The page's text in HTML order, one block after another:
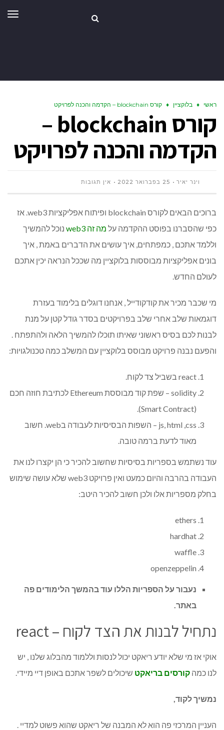
ראשי ♦ בלוקציין ♦ קורס blockchain – הקדמה והכנה לפרויקט
קורס blockchain –
הקדמה והכנה לפרויקט
וינר יאיר 25 בפברואר 2022 אין תגובות
ברוכים הבאים לקורס blockchain ופיתוח אפליקציות web3. אז
כפי שהסברנו בפוסט ההקדמה על מה זה web3
נוכל להמשיך
וללמד אתכם , כמפתחים, איך עושים את הדברים באמת , איך
בונים אפליקציות מבוססות בלוקציין מה שככל הנראה יכין אתכם
לעולם החדש.
מי שכבר מכיר את קודקודייל , אנחנו דוגלים בלימוד בעזרת
דוגמאות שלב אחרי שלב בפרויקטים בסדר גודל קטן על מנת
לבנות לכם בסיס ראשוני שאיתו תוכלו להמשיך הלאה ולהתפתח .
והפעם נבנה פרויקט מבוסס בלוקציין עם המשלב כמה טכנולגויות:
react בשביל צד לקוח.
solidity – שפת קוד מבוססת Ethereum לכתיבת חוזה חכם
(Smart Contract).
js, html ,css – השפות הבסיסיות לעבודה בweb. חשוב
מאוד לדעת ברמה טובה.
עוד נשתמש בספריות בסיסיות שחשוב להכיר כי הן יקצרו לנו את
העבודה בהרבה והיום כמעט ואין פרויקט web3 שלא עושה שימוש
בחלק מספריות אלו ולכן חשוב להכיר היטב:
ethers
hardhat
waffle
openzeppelin
נעבור על הספריות הללו עוד בהמשך הלימודים פה
באתר.
נתחיל לבנות את הצד לקוח – react
אוקי אז מי שלא יודע ריאקט יכול לנסות וללמוד מהבלוג שלנו , יש
לנו כמה קורסים בריאקט שיכולים לשפר אתכם באופן דיי מיידי.
נמשיך לקוד,
העניין המרכזי פה הוא לא המבנה של ריאקט שהוא פשוט למדיי .